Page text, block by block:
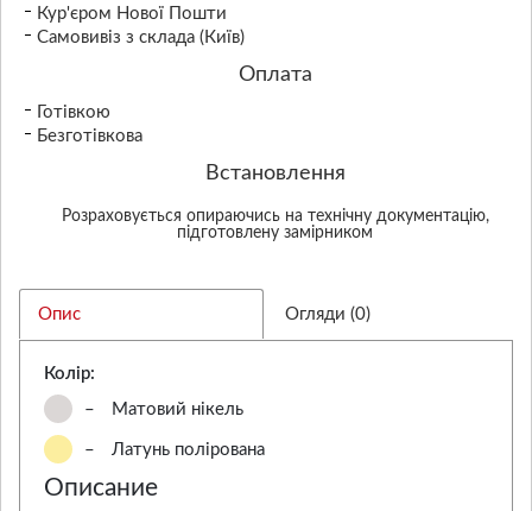
Кур'єром Нової Пошти
Самовивіз з склада (Київ)
Оплата
Готівкою
Безготівкова
Встановлення
Розраховується опираючись на технічну документацію,
підготовлену замірником
Опис Огляди (0)
Колір:
–
Матовий нікель
– Латунь полірована
Описание